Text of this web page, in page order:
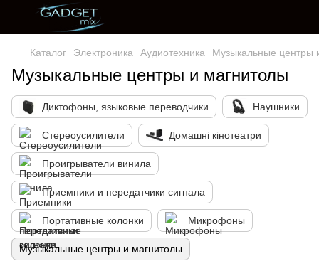
Каталог Электроника Аудиотехника Музыкальные центры
Музыкальные центры и магнитолы
Диктофоны, языковые переводчики Наушники
Стереоусилители Домашні кінотеатри
Проигрыватели винила
Приемники и передатчики сигнала
Портативные колонки Микрофоны
Музыкальные центры и магнитолы